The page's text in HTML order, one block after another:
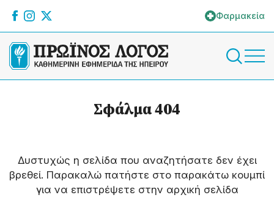
Φαρμακεία
Σφάλμα 404
Δυστυχώς η σελίδα που αναζητήσατε δεν έχει
βρεθεί. Παρακαλώ πατήστε στο παρακάτω κουμπί
για να επιστρέψετε στην αρχική σελίδα